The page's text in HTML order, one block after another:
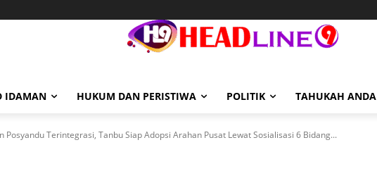
IDAMAN HUKUM DAN PERISTIWA POLITIK TAHUKAH ANDA
Posyandu Terintegrasi, Tanbu Siap Adopsi Arahan Pusat Lewat Sosialisasi 6 Bidang...